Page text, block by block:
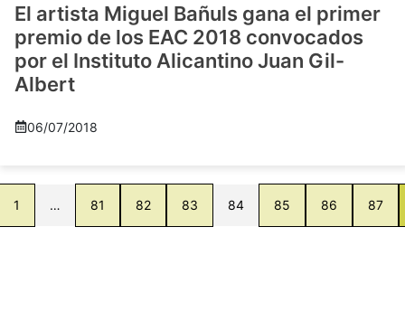
El artista Miguel Bañuls gana el primer
premio de los EAC 2018 convocados
por el Instituto Alicantino Juan Gil-
Albert
06/07/2018
1 … 81 82 83 84 85 86 87